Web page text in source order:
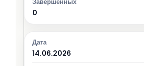
0
14.06.2026